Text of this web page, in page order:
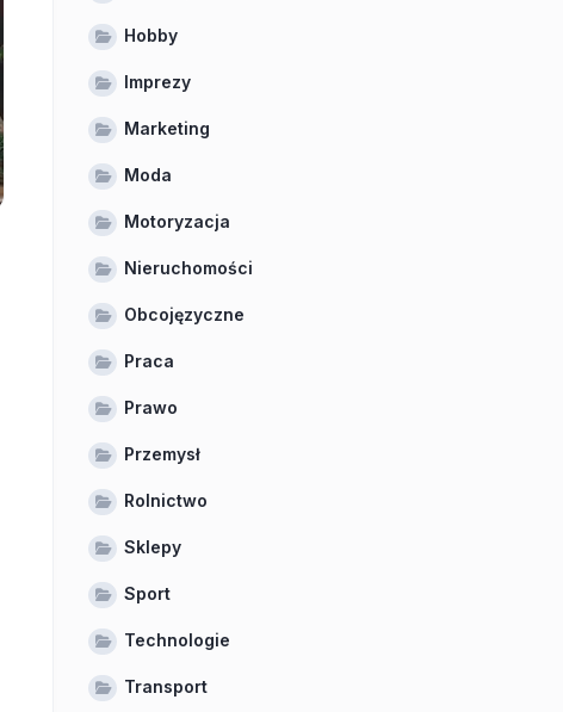
Hobby
Imprezy
Marketing
Moda
Motoryzacja
Nieruchomości
Obcojęzyczne
Praca
Prawo
Przemysł
Rolnictwo
Sklepy
Sport
Technologie
Transport